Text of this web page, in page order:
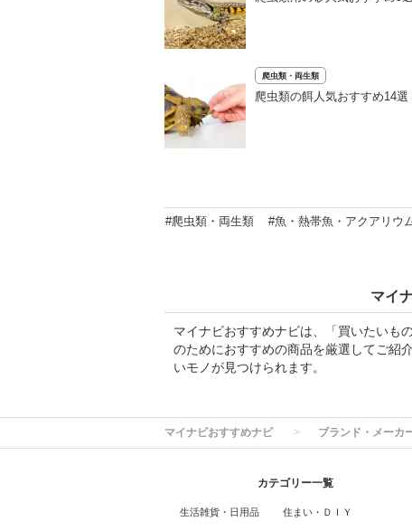
爬虫類・両生類
爬虫類の餌人気おすすめ14
#爬虫類・両生類 #魚・熱帯魚・アクアリウ
マイ
マイナビおすすめナビは、「買いたいも
のためにおすすめの商品を厳選してご紹
いモノが見つけられます。
マイナビおすすめナビ ブランド・メーカ
カテゴリー一覧
生活雑貨・日用品 住まい・ＤＩＹ